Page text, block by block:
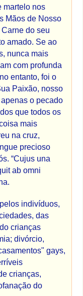
martelo nos
​​Mãos de Nosso
do seu
amado. Se ao
nunca mais
com profunda
entanto, foi o
Paixão, nosso
o pecado
que todos os
mais
na cruz,
precioso
“Cujus una
ab omni
indivíduos,
das
crianças
divórcio,
gays,
crianças,
do